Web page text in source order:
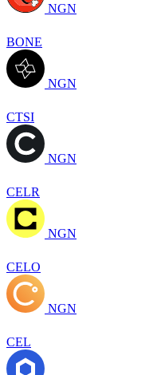
NGN
BONE
NGN
CTSI
NGN
CELR
NGN
CELO
NGN
CEL